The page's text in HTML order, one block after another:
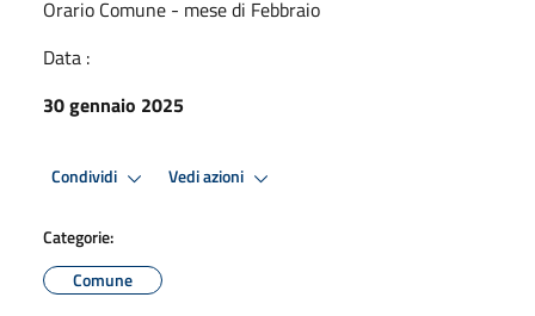
Orario Comune - mese di Febbraio
Data :
30 gennaio 2025
Condividi Vedi azioni
Categorie:
Comune